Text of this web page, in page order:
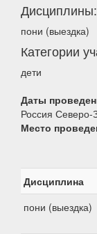
Дисциплины:
пони (выездка)
Категории
дети
Даты
Россия
Место
Дисциплина
пони (выездка)